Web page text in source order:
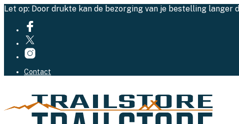
Let op: Door drukte kan de bezorging van je bestelling langer
Contact